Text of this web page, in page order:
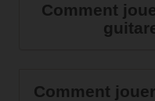
Comment
Comment